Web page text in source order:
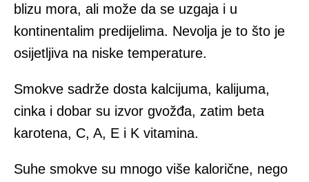
blizu mora, ali može da se uzgaja i u
kontinentalim predijelima. Nevolja je to što je
osijetljiva na niske temperature.
Smokve sadrže dosta kalcijuma, kalijuma,
cinka i dobar su izvor gvožđa, zatim beta
karotena, C, A, E i K vitamina.
Suhe smokve su mnogo više kalorične, nego